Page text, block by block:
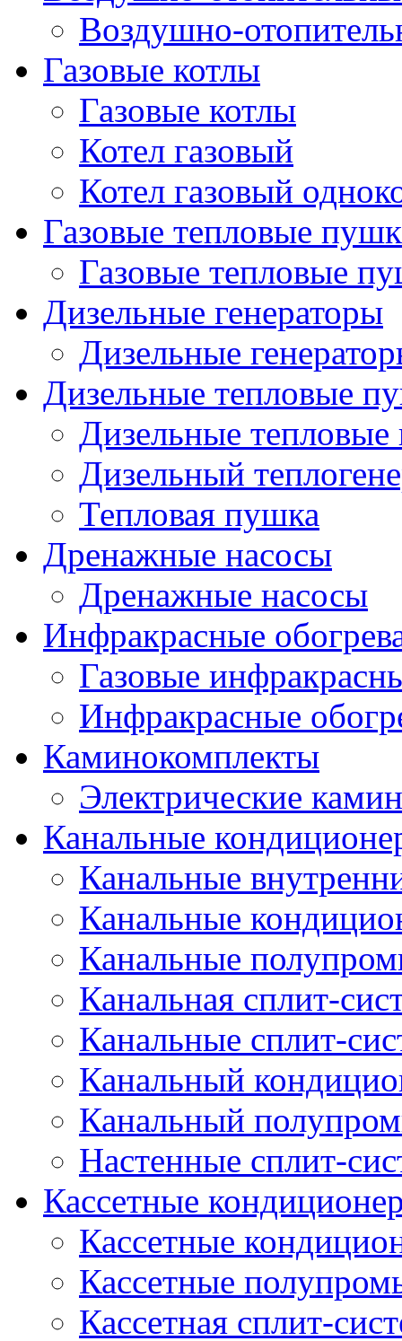
Воздушно-
Газовые котлы
Газовые котлы
Котел газовый
Котел газовый
Газовые тепловые
Газовые тепловые
Дизельные генераторы
Дизельные
Дизельные тепловые
Дизельные
Дизельный
Тепловая пушка
Дренажные насосы
Дренажные насосы
Инфракрасные
Газовые
Инфракрасные
Каминокомплекты
Электрические
Канальные
Канальные
Канальные
Канальные
Канальная сплит-
Канальные сплит-
Канальный
Канальный
Настенные сплит-
Кассетные
Кассетные
Кассетные
Кассетная сплит-